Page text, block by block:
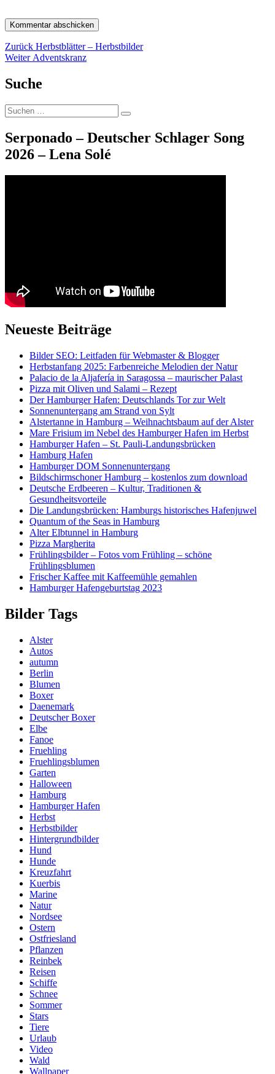
Beitragsnavigation
Zurück Vorheriger
Beitrag:
Herbstblätter – Herbstbilder
Weiter Nächster
Adventskranz
Suche
Suche
nach:
Suchen
Serponado – Deutscher Schlager Song
2026 – Lena Solé
Neueste Beiträge
Bilder SEO: Leitfaden für Webmaster & Blogger
Herbstanfang 2025: Farbenreiche Melodien der Natur
Palacio de la Aljafería in Saragossa – maurischer Palast
Pizza mit Oliven und Salami – Rezept
Der Hamburger Hafen: Deutschlands Tor zur Welt
Sonnenuntergang am Strand von Sylt
Alstertanne in Hamburg – Weihnachtsbaum auf der Alster
Mare Frisium im Nebel des Hamburger Hafen im Herbst
Hamburger Hafen – St. Pauli-Landungsbrücken
Hamburg Hafen
Hamburger DOM Sonnenuntergang
Bildschirmschoner Hamburg – kostenlos zum download
Deutsche Erdbeeren – Kultur, Traditionen &
Gesundheitsvorteile
Die Landungsbrücken: Hamburgs historisches Hafenjuwel
Quantum of the Seas in Hamburg
Alter Elbtunnel in Hamburg
Pizza Margherita
Frühlingsbilder – Fotos vom Frühling – schöne
Frühlingsblumen
Frischer Kaffee mit Kaffeemühle gemahlen
Hamburger Hafengeburtstag 2023
Bilder Tags
Alster
Autos
autumn
Berlin
Blumen
Boxer
Daenemark
Deutscher Boxer
Elbe
Fanoe
Fruehling
Fruehlingsblumen
Garten
Halloween
Hamburg
Hamburger Hafen
Herbst
Herbstbilder
Hintergrundbilder
Hund
Hunde
Kreuzfahrt
Kuerbis
Marine
Natur
Nordsee
Ostern
Ostfriesland
Pflanzen
Reinbek
Reisen
Schiffe
Schnee
Sommer
Stars
Tiere
Urlaub
Video
Wald
Wallpaper